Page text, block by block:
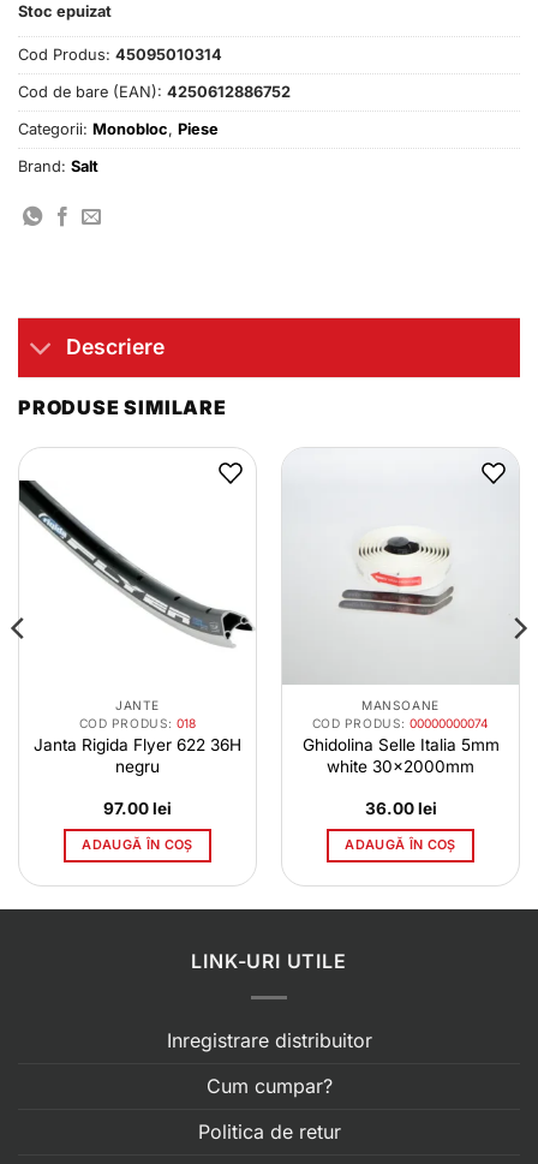
Stoc epuizat
Cod Produs: 45095010314
Cod de bare (EAN): 4250612886752
Categorii: Monobloc, Piese
Brand: Salt
Descriere
PRODUSE SIMILARE
JANTE
COD PRODUS:018
Janta Rigida Flyer 622 36H
negru
97.00lei
ADAUGĂ ÎN COȘ
MANSOANE
COD PRODUS:00000000074
Ghidolina Selle Italia 5mm
white 30x2000mm
36.00lei
ADAUGĂ ÎN COȘ
LINK-URI UTILE
Inregistrare distribuitor
Cum cumpar?
Politica de retur